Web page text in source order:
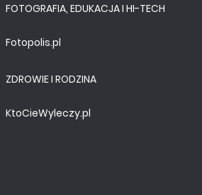
FOTOGRAFIA, EDUKACJA I HI-TECH
Fotopolis.pl
ZDROWIE I RODZINA
KtoCieWyleczy.pl